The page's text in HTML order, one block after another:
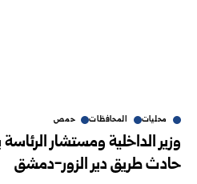
محليات المحافظات حمص
وزير الداخلية ومستشار
حادث طريق دير ‏الزور-دمشق